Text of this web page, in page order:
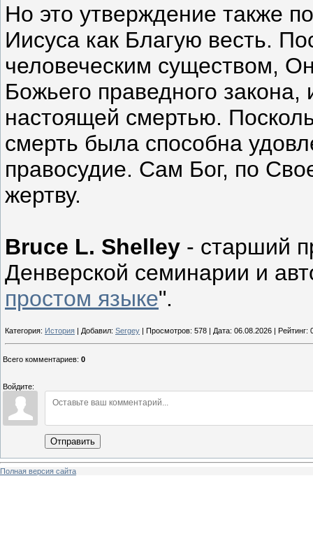
Но это утверждение также
Иисуса как Благую весть.
человеческим существом,
Божьего праведного
настоящей смертью.
смерть была способна
правосудие. Сам Бог, по
жертву.
Bruce L. Shelley - старший
Денверской семинарии и
простом языке".
Категория: История | Добавил: Sergey | Просмотров: 578 | Дата: 06.08.2026 | Рейтинг:
Всего комментариев: 0
Войдите:
Отправить
Полная версия сайта